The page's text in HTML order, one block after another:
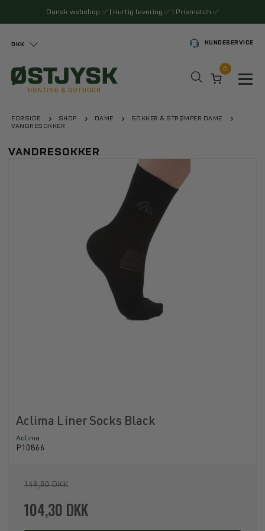
Dansk webshop ✅ | Hurtig levering ✅ | Prismatch ✅
DKK KUNDESERVICE
0
FORSIDE SHOP DAME
SOKKER & STRØMPER DAME
VANDRESOKKER
VANDRESOKKER
Aclima Liner Socks Black
Aclima
P10866
149,00 DKK
104,30 DKK